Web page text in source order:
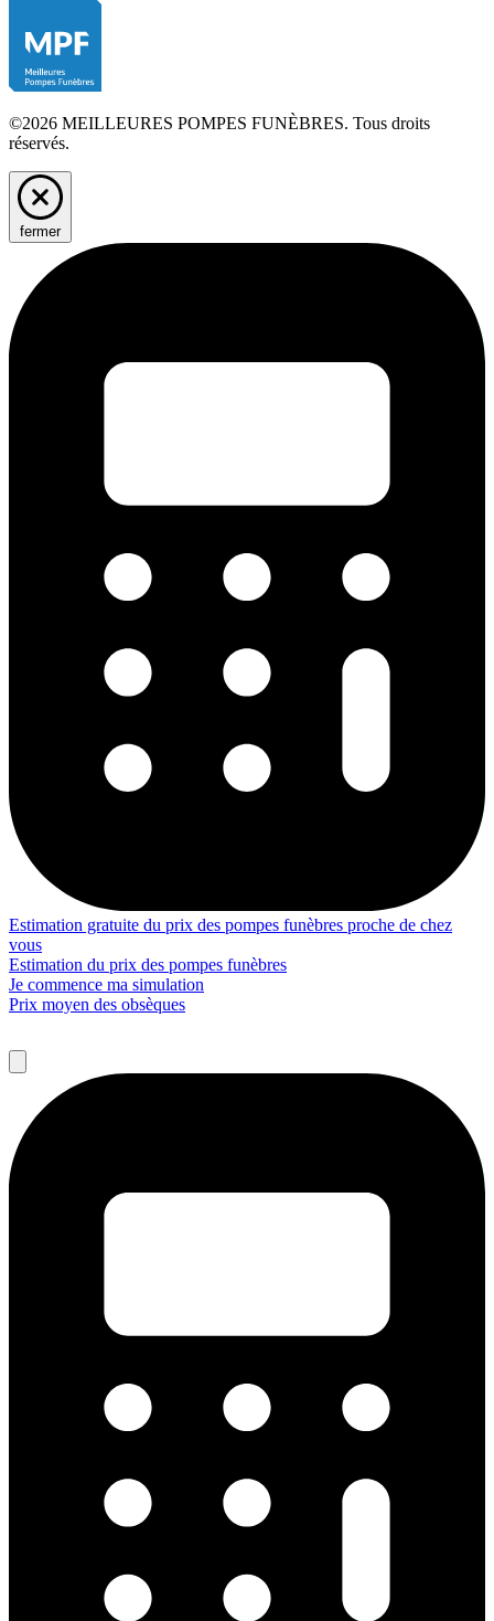
©2026 MEILLEURES POMPES FUNÈBRES. Tous droits
réservés.
fermer
Estimation gratuite du prix des pompes funèbres proche de chez
vous
Estimation du prix des pompes funèbres
Je commence ma simulation
Prix moyen des obsèques